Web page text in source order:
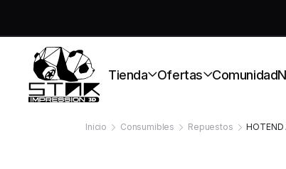
Tienda Ofertas Comunidad
Inicio Consumibles Repuestos HOTEND